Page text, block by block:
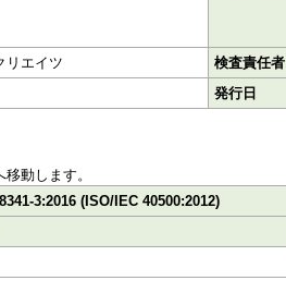
リエイツ 検査責任者
発行日
動します。
3:2016 (ISO/IEC 40500:2012)